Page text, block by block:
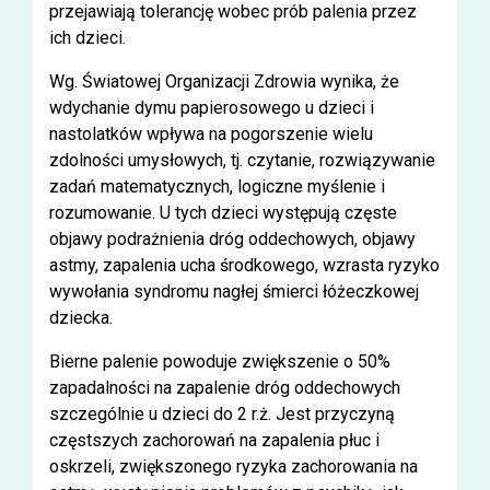
przejawiają tolerancję wobec prób palenia przez
ich dzieci.
Wg. Światowej Organizacji Zdrowia wynika, że
wdychanie dymu papierosowego u dzieci i
nastolatków wpływa na pogorszenie wielu
zdolności umysłowych, tj. czytanie, rozwiązywanie
zadań matematycznych, logiczne myślenie i
rozumowanie. U tych dzieci występują częste
objawy podrażnienia dróg oddechowych, objawy
astmy, zapalenia ucha środkowego, wzrasta ryzyko
wywołania syndromu nagłej śmierci łóżeczkowej
dziecka.
Bierne palenie powoduje zwiększenie o 50%
zapadalności na zapalenie dróg oddechowych
szczególnie u dzieci do 2 r.ż. Jest przyczyną
częstszych zachorowań na zapalenia płuc i
oskrzeli, zwiększonego ryzyka zachorowania na